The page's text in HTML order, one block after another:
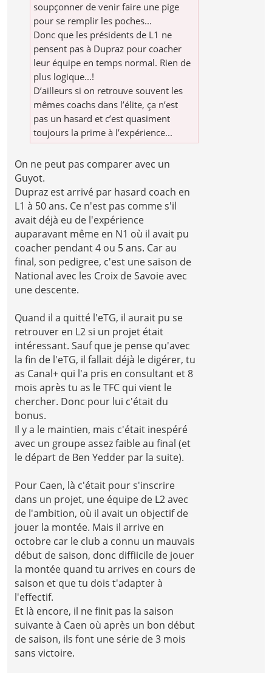
soupçonner de venir faire une pige
pour se remplir les poches...
Donc que les présidents de L1 ne
pensent pas à Dupraz pour coacher
leur équipe en temps normal. Rien de
plus logique...!
D’ailleurs si on retrouve souvent les
mêmes coachs dans l’élite, ça n’est
pas un hasard et c’est quasiment
toujours la prime à l’expérience...
On ne peut pas comparer avec un
Guyot.
Dupraz est arrivé par hasard coach en
L1 à 50 ans. Ce n'est pas comme s'il
avait déjà eu de l'expérience
auparavant même en N1 où il avait pu
coacher pendant 4 ou 5 ans. Car au
final, son pedigree, c'est une saison de
National avec les Croix de Savoie avec
une descente.
Quand il a quitté l'eTG, il aurait pu se
retrouver en L2 si un projet était
intéressant. Sauf que je pense qu'avec
la fin de l'eTG, il fallait déjà le digérer, tu
as Canal+ qui l'a pris en consultant et 8
mois après tu as le TFC qui vient le
chercher. Donc pour lui c'était du
bonus.
Il y a le maintien, mais c'était inespéré
avec un groupe assez faible au final (et
le départ de Ben Yedder par la suite).
Pour Caen, là c'était pour s'inscrire
dans un projet, une équipe de L2 avec
de l'ambition, où il avait un objectif de
jouer la montée. Mais il arrive en
octobre car le club a connu un mauvais
début de saison, donc diffiicile de jouer
la montée quand tu arrives en cours de
saison et que tu dois t'adapter à
l'effectif.
Et là encore, il ne finit pas la saison
suivante à Caen où après un bon début
de saison, ils font une série de 3 mois
sans victoire.